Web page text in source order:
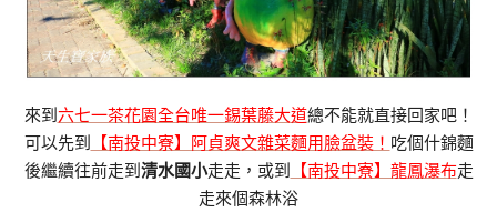
來到 六七一茶花園全台唯一錫葉藤大道總不能就直接回家吧！
可以先到
【南投中寮】阿貞爽文雜菜麵用臉盆裝！ 吃個什錦麵
後繼續往前走到 清水國小走走，或到 【南投中寮】龍鳳瀑布走
走來個森林浴